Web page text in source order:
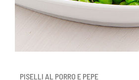
PISELLI AL PORRO E PEPE